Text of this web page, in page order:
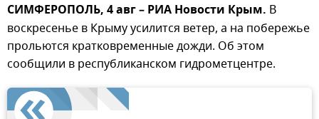
СИМФЕРОПОЛЬ, 4 авг – РИА Новости Крым. В
воскресенье в Крыму усилится ветер, а на побережье
прольются кратковременные дожди. Об этом
сообщили в республиканском гидрометцентре.